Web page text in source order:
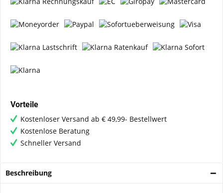
Vorteile
Kostenloser Versand ab € 49,99- Bestellwert
Kostenlose Beratung
Schneller Versand
Beschreibung